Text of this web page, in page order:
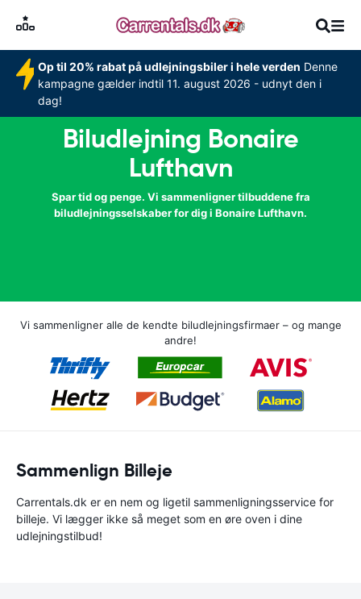
Op til 20% rabat på udlejningsbiler i hele verden Denne
kampagne gælder indtil 11. august 2026 - udnyt den i
dag!
Biludlejning Bonaire
Lufthavn
Spar tid og penge. Vi sammenligner tilbuddene fra
biludlejningsselskaber for dig i Bonaire Lufthavn.
Vi sammenligner alle de kendte biludlejningsfirmaer – og mange
andre!
Sammenlign Billeje
Carrentals.dk er en nem og ligetil sammenligningsservice for
billeje. Vi lægger ikke så meget som en øre oven i dine
udlejningstilbud!